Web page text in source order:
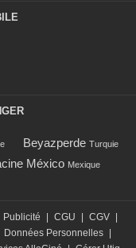
Beyazperde Turquie
México Mexique
Publicité CGU CGV
Données Personnelles